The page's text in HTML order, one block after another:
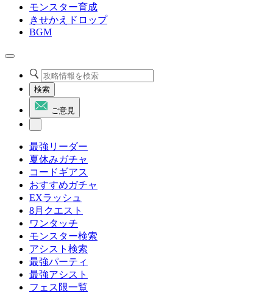
モンスター育成
きせかえドロップ
BGM
検索
ご意見
最強リーダー
夏休みガチャ
コードギアス
おすすめガチャ
EXラッシュ
8月クエスト
ワンタッチ
モンスター検索
アシスト検索
最強パーティ
最強アシスト
フェス限一覧